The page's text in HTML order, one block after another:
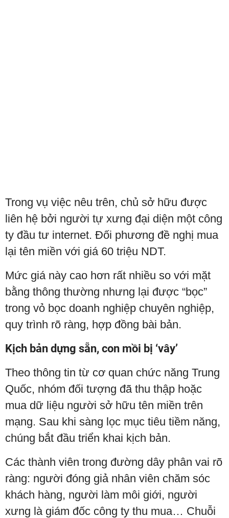
Trong vụ việc nêu trên, chủ sở hữu được
liên hệ bởi người tự xưng đại diện một công
ty đầu tư internet. Đối phương đề nghị mua
lại tên miền với giá 60 triệu NDT.
Mức giá này cao hơn rất nhiều so với mặt
bằng thông thường nhưng lại được “bọc”
trong vỏ bọc doanh nghiệp chuyên nghiệp,
quy trình rõ ràng, hợp đồng bài bản.
Kịch bản dựng sẵn, con mồi bị ‘vây’
Theo thông tin từ cơ quan chức năng Trung
Quốc, nhóm đối tượng đã thu thập hoặc
mua dữ liệu người sở hữu tên miền trên
mạng. Sau khi sàng lọc mục tiêu tiềm năng,
chúng bắt đầu triển khai kịch bản.
Các thành viên trong đường dây phân vai rõ
ràng: người đóng giả nhân viên chăm sóc
khách hàng, người làm môi giới, người
xưng là giám đốc công ty thu mua… Chuỗi